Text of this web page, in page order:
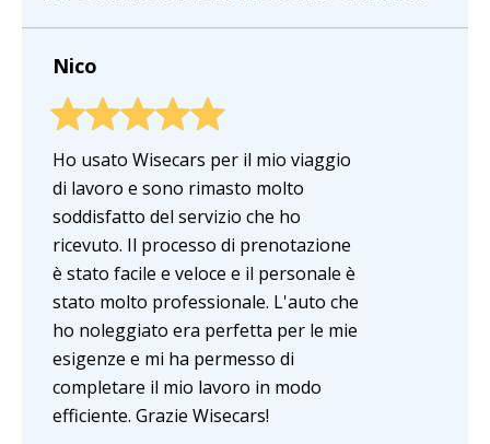
Nico
Ho usato Wisecars per il mio viaggio
di lavoro e sono rimasto molto
soddisfatto del servizio che ho
ricevuto. Il processo di prenotazione
è stato facile e veloce e il personale è
stato molto professionale. L'auto che
ho noleggiato era perfetta per le mie
esigenze e mi ha permesso di
completare il mio lavoro in modo
efficiente. Grazie Wisecars!